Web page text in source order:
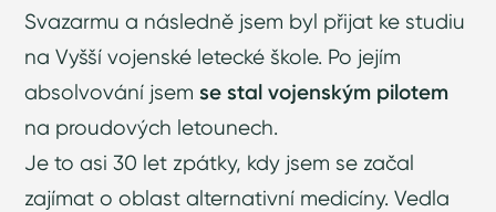
Svazarmu a následně jsem byl přijat ke studiu
na Vyšší vojenské letecké škole. Po jejím
absolvování jsemse stal vojenským pilotem
na proudových letounech.
Je to asi 30 let zpátky, kdy jsem se začal
zajímat o oblast alternativní medicíny. Vedla